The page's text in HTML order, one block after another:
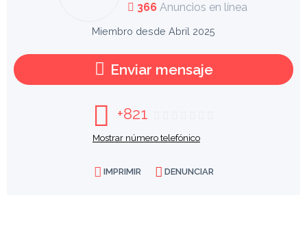
366Anuncios en línea
Miembro desde Abril 2025
Enviar mensaje
+821
Mostrar número telefónico
IMPRIMIR DENUNCIAR